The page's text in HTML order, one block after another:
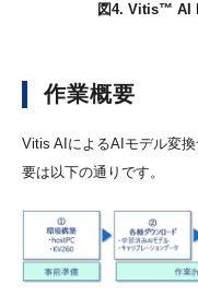
図4. Vitis™ AI
作業概要
Vitis AIによるAIモデル変
要は以下の通りです。